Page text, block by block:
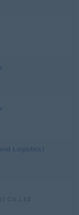
Logistics)
Co.,Ltd